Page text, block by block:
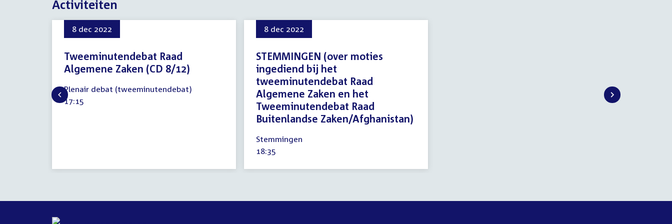
Activiteiten
8 dec 2022
Tweeminutendebat Raad
Algemene Zaken (CD 8/12)
december
2022
Plenair debat (tweeminutendebat)
Tijd
17:15
8 dec 2022
STEMMINGEN (over moties
ingediend bij het
tweeminutendebat Raad
Algemene Zaken en het
Tweeminutendebat Raad
Buitenlandse Zaken/Afghanistan)
december
2022
Stemmingen
Tijd
18:35